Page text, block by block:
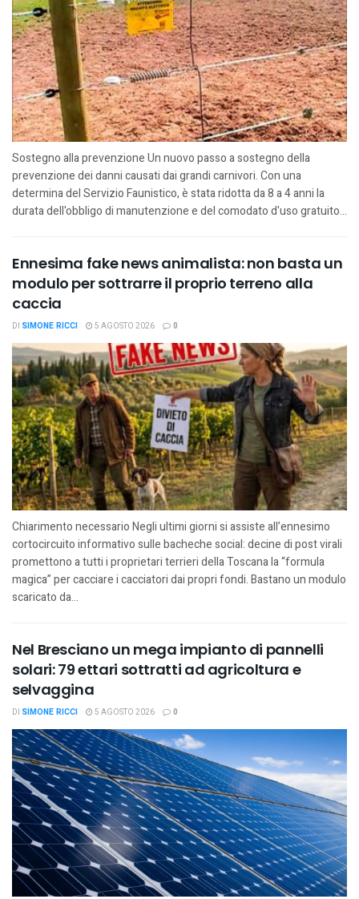
Sostegno alla prevenzione Un nuovo passo a sostegno della
prevenzione dei danni causati dai grandi carnivori. Con una
determina del Servizio Faunistico, è stata ridotta da 8 a 4 anni la
durata dell'obbligo di manutenzione e del comodato d'uso gratuito...
Ennesima fake news animalista: non basta un
modulo per sottrarre il proprio terreno alla
caccia
DI SIMONE RICCI 5 AGOSTO 2026 0
Chiarimento necessario Negli ultimi giorni si assiste all’ennesimo
cortocircuito informativo sulle bacheche social: decine di post virali
promettono a tutti i proprietari terrieri della Toscana la “formula
magica” per cacciare i cacciatori dai propri fondi. Bastano un modulo
scaricato da...
Nel Bresciano un mega impianto di pannelli
solari: 79 ettari sottratti ad agricoltura e
selvaggina
DI SIMONE RICCI 5 AGOSTO 2026 0